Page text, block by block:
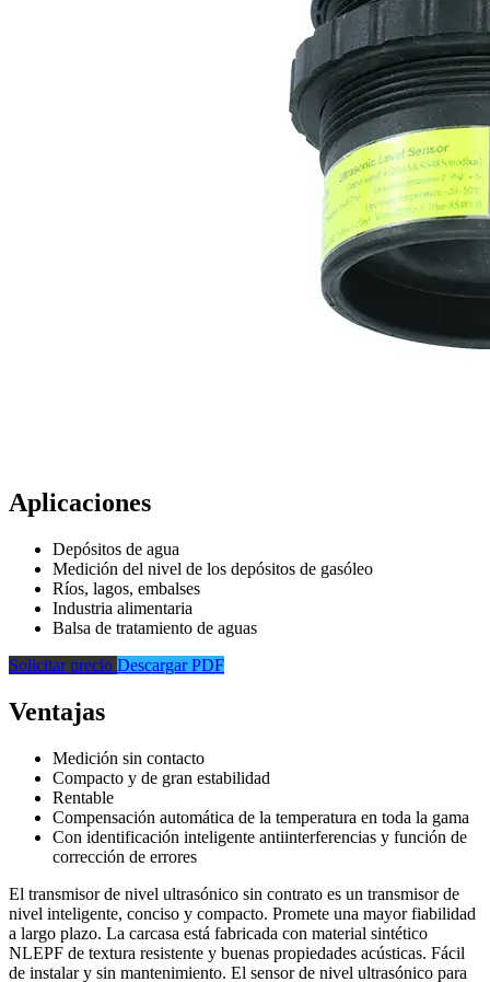
Aplicaciones
Depósitos de agua
Medición del nivel de los depósitos de gasóleo
Ríos, lagos, embalses
Industria alimentaria
Balsa de tratamiento de aguas
Solicitar precio Descargar PDF
Ventajas
Medición sin contacto
Compacto y de gran estabilidad
Rentable
Compensación automática de la temperatura en toda la gama
Con identificación inteligente antiinterferencias y función de
corrección de errores
El transmisor de nivel ultrasónico sin contrato es un transmisor de
nivel inteligente, conciso y compacto. Promete una mayor fiabilidad
a largo plazo. La carcasa está fabricada con material sintético
NLEPF de textura resistente y buenas propiedades acústicas. Fácil
de instalar y sin mantenimiento. El sensor de nivel ultrasónico para